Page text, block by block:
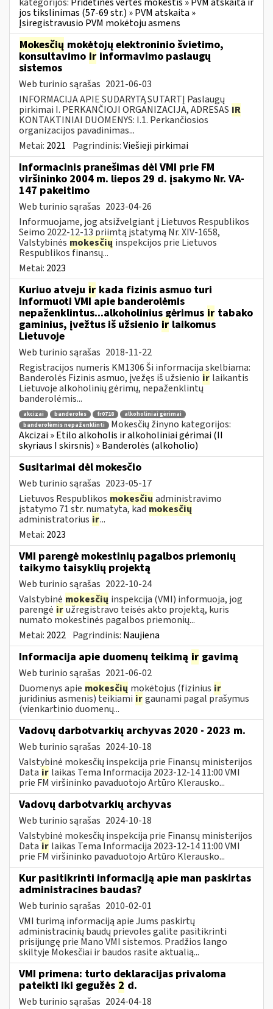
jos tikslinimas (57-69 str.) » PVM atskaita »
Įsiregistravusio PVM mokėtoju asmens
Mokesčių mokėtojų elektroninio švietimo,
konsultavimo ir informavimo paslaugų
sistemos
Web turinio sąrašas 2021-06-03
INFORMACIJA APIE SUDARYTĄ SUTARTĮ Paslaugų
pirkimai I. PERKANČIOJI ORGANIZACIJA, ADRESAS IR
KONTAKTINIAI DUOMENYS: I.1. Perkančiosios
organizacijos pavadinimas...
Metai: 2021 Pagrindinis:Viešieji pirkimai
Informacinis pranešimas dėl VMI prie FM
viršininko 2004 m. liepos 29 d. įsakymo Nr. VA-
147 pakeitimo
Web turinio sąrašas 2023-04-26
Informuojame, jog atsižvelgiant į Lietuvos Respublikos
Seimo 2022-12-13 priimtą įstatymą Nr. XIV-1658,
Valstybinės mokesčių inspekcijos prie Lietuvos
Respublikos finansų...
Metai: 2023
Kuriuo atveju ir kada fizinis asmuo turi
informuoti VMI apie banderolėmis
nepaženklintus...alkoholinius gėrimus ir tabako
gaminius, įvežtus iš užsienio ir laikomus
Lietuvoje
Web turinio sąrašas 2018-11-22
Registracijos numeris KM1306 Ši informacija skelbiama:
Banderolės Fizinis asmuo, įvežęs iš užsienio ir laikantis
Lietuvoje alkoholinių gėrimų, nepaženklintų
banderolėmis...
akcizai banderolės fr0718
alkoholiniai gėrimai
banderolėmis nepaženklinti
Mokesčių žinyno kategorijos:
Akcizai » Etilo alkoholis ir alkoholiniai gėrimai (II
skyriaus I skirsnis) » Banderolės (alkoholio)
Susitarimai dėl mokesčio
Web turinio sąrašas 2023-05-17
Lietuvos Respublikos mokesčių administravimo
įstatymo 71 str. numatyta, kadmokesčių
administratorius ir...
Metai: 2023
VMI parengė mokestinių pagalbos priemonių
taikymo taisyklių projektą
Web turinio sąrašas 2022-10-24
Valstybinė mokesčių inspekcija (VMI) informuoja, jog
parengė iružregistravo teisės akto projektą, kuris
numato mokestinės pagalbos priemonių...
Metai: 2022 Pagrindinis: Naujiena
Informacija apie duomenų teikimą ir gavimą
Web turinio sąrašas 2021-06-02
Duomenys apie mokesčių mokėtojus (fizinius ir
juridinius asmenis) teikiami irgaunami pagal prašymus
(vienkartinio duomenų...
Vadovų darbotvarkių archyvas 2020 - 2023 m.
Web turinio sąrašas 2024-10-18
Valstybinė mokesčių inspekcija prie Finansų ministerijos
Data ir laikas Tema Informacija 2023-12-14 11:00 VMI
prie FM viršininko pavaduotojo Artūro Klerausko...
Vadovų darbotvarkių archyvas
Web turinio sąrašas 2024-10-18
Valstybinė mokesčių inspekcija prie Finansų ministerijos
Data ir laikas Tema Informacija 2023-12-14 11:00 VMI
prie FM viršininko pavaduotojo Artūro Klerausko...
Kur pasitikrinti informaciją apie man paskirtas
administracines baudas?
Web turinio sąrašas 2010-02-01
VMI turimą informaciją apie Jums paskirtų
administracinių baudų prievoles galite pasitikrinti
prisijungę prie Mano VMI sistemos. Pradžios lango
skiltyje Mokesčiai ir baudos rasite aktualią...
VMI primena: turto deklaracijas privaloma
pateikti iki gegužės 2 d.
Web turinio sąrašas 2024-04-18